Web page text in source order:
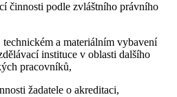
činnosti podle zvláštního právního
a materiálním vybavení
instituce v oblasti dalšího
pracovníků,
žadatele o akreditaci,